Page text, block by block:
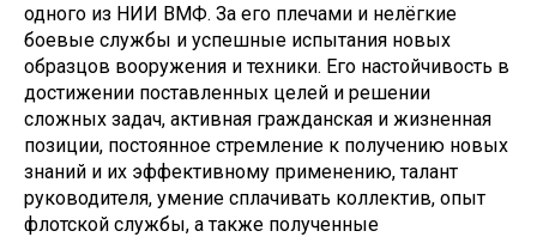
одного из НИИ ВМФ. За его плечами и нелёгкие
боевые службы и успешные испытания новых
образцов вооружения и техники. Его настойчивость в
достижении поставленных целей и решении
сложных задач, активная гражданская и жизненная
позиции, постоянное стремление к получению новых
знаний и их эффективному применению, талант
руководителя, умение сплачивать коллектив, опыт
флотской службы, а также полученные